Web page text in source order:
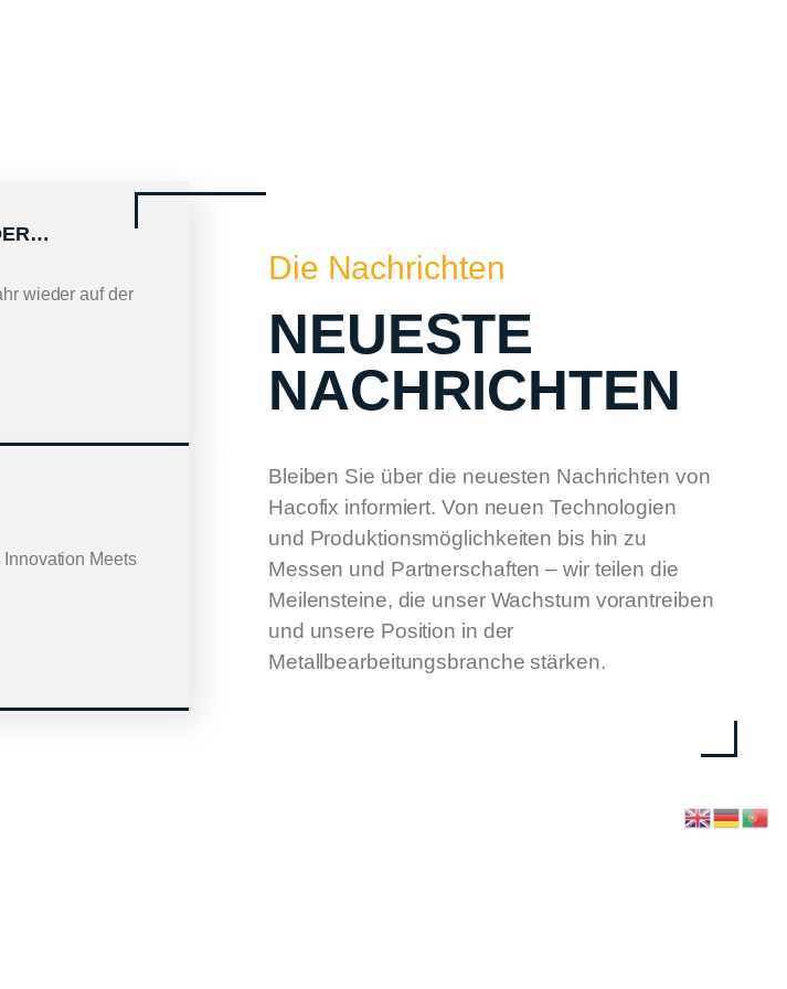
wieder auf der
Meets
Die Nachrichten
NEUESTE
NACHRICHTEN
Bleiben Sie über die neuesten Nachrichten von
Hacofix informiert. Von neuen Technologien
und Produktionsmöglichkeiten bis hin zu
Messen und Partnerschaften – wir teilen die
Meilensteine, die unser Wachstum vorantreiben
und unsere Position in der
Metallbearbeitungsbranche stärken.